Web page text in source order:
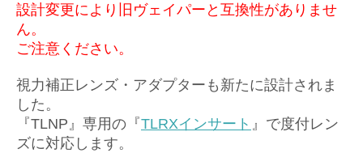
設計変更により旧ヴェイパーと互換性がありませ
ん。
ご注意ください。
視力補正レンズ・アダプターも新たに設計されま
した。
『TLNP』専用の『TLRXインサート 』で度付レン
ズに対応します。